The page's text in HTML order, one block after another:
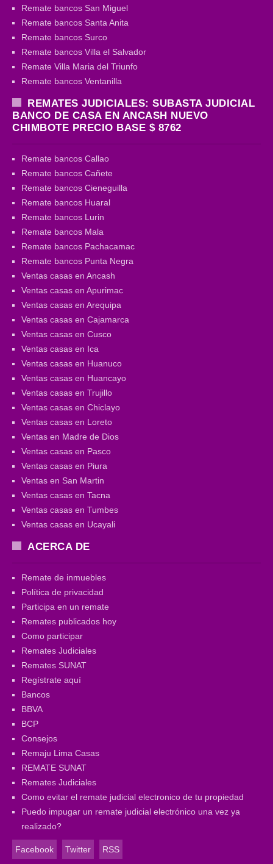
Remate bancos San Miguel
Remate bancos Santa Anita
Remate bancos Surco
Remate bancos Villa el Salvador
Remate Villa Maria del Triunfo
Remate bancos Ventanilla
REMATES JUDICIALES: SUBASTA JUDICIAL
BANCO DE CASA EN ANCASH NUEVO
CHIMBOTE PRECIO BASE $ 8762
Remate bancos Callao
Remate bancos Cañete
Remate bancos Cieneguilla
Remate bancos Huaral
Remate bancos Lurin
Remate bancos Mala
Remate bancos Pachacamac
Remate bancos Punta Negra
Ventas casas en Ancash
Ventas casas en Apurimac
Ventas casas en Arequipa
Ventas casas en Cajamarca
Ventas casas en Cusco
Ventas casas en Ica
Ventas casas en Huanuco
Ventas casas en Huancayo
Ventas casas en Trujillo
Ventas casas en Chiclayo
Ventas casas en Loreto
Ventas en Madre de Dios
Ventas casas en Pasco
Ventas casas en Piura
Ventas en San Martin
Ventas casas en Tacna
Ventas casas en Tumbes
Ventas casas en Ucayali
ACERCA DE
Remate de inmuebles
Política de privacidad
Participa en un remate
Remates publicados hoy
Como participar
Remates Judiciales
Remates SUNAT
Regístrate aquí
Bancos
BBVA
BCP
Consejos
Remaju Lima Casas
REMATE SUNAT
Remates Judiciales
Como evitar el remate judicial electronico de tu propiedad
Puedo impugar un remate judicial electrónico una vez ya
realizado?
Facebook Twitter RSS